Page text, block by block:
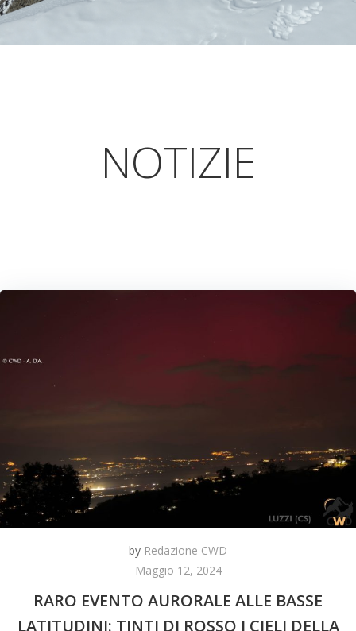
NOTIZIE
by Redazione CWD
Maggio 12, 2024
RARO EVENTO AURORALE ALLE BASSE
LATITUDINI: TINTI DI ROSSO I CIELI DELLA